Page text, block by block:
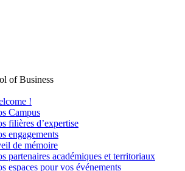
of Business
!
Campus
filières d’expertise
engagements
de mémoire
partenaires académiques et territoriaux
espaces pour vos événements